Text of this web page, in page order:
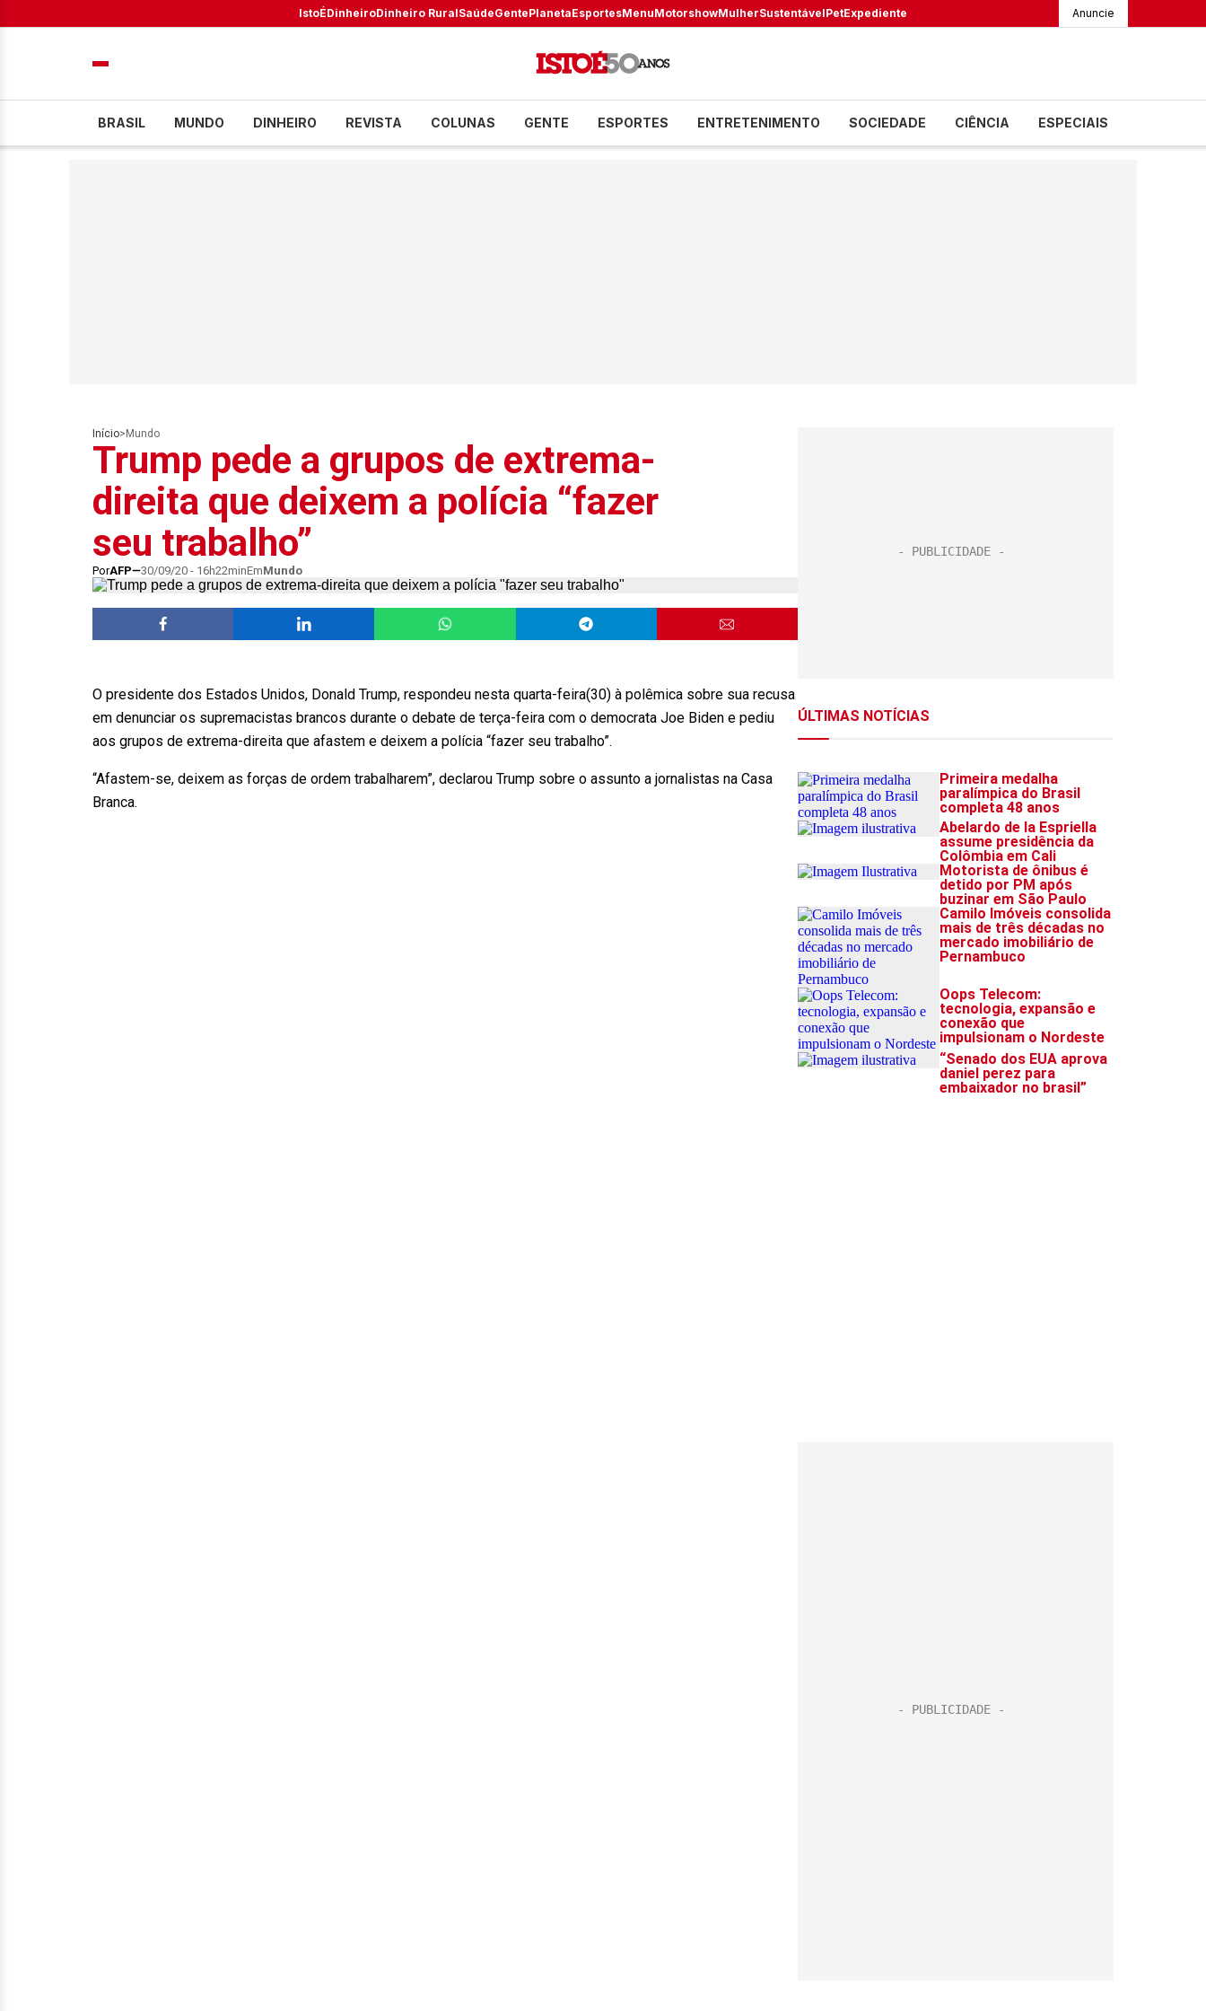
IstoÉDinheiroDinheiro RuralSaúdeGentePlanetaEsportesMenuMotorshowMulherSustentávelPetExpediente Anuncie
BRASIL MUNDO DINHEIRO REVISTA COLUNAS GENTE ESPORTES ENTRETENIMENTO SOCIEDADE CIÊNCIA ESPECIAIS
Início> Mundo
Trump pede a grupos de extrema-
direita que deixem a polícia “fazer
seu trabalho”
PorAFP 30/09/20 - 16h22minEmMundo
O presidente dos Estados Unidos, Donald Trump, respondeu nesta quarta-feira(30) à polêmica sobre sua recusa
em denunciar os supremacistas brancos durante o debate de terça-feira com o democrata Joe Biden e pediu
aos grupos de extrema-direita que afastem e deixem a polícia “fazer seu trabalho”.
“Afastem-se, deixem as forças de ordem trabalharem”, declarou Trump sobre o assunto a jornalistas na Casa
Branca.